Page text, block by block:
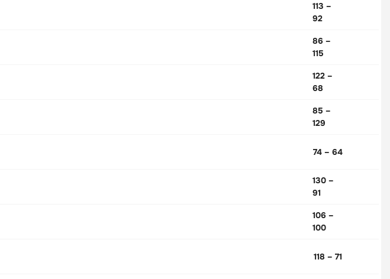
113 –
92
86 –
115
122 –
68
85 –
129
74 – 64
130 –
91
106 –
100
118 – 71